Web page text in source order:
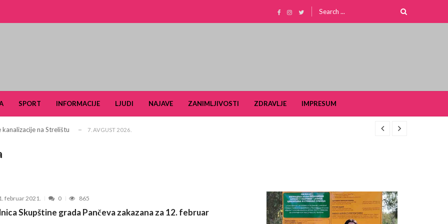
Search
SPORT INFORMACIJE LJUDI NAJAVE ZANIMLJIVOSTI ZDRAVLJE IMPRESUM
turizam kroz prirodno i kulturno nasle... 27. APRIL 2026.
na Strelištu 7. AVGUST 2026.
a spasavao je narod u Ramu
Stara Misa: Na mrežu će biti pri...
za 2026. godinu
od 25. do 28. juna
februar 2021. 0 865
Skupštine grada Pančeva zakazana za 12. februar